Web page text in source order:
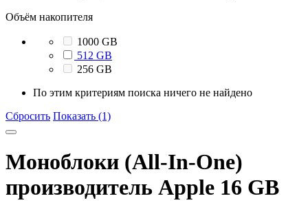
Объём накопителя
1000 GB
512 GB
256 GB
По этим критериям поиска ничего не найдено
Сбросить Показать (1)
Моноблоки (All-In-One)
производитель Apple 16 GB